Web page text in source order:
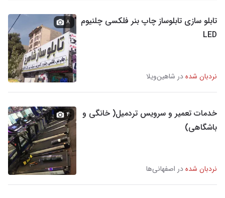
تابلو سازی تابلوساز چاپ بنر فلکسی چلنیوم
LED
نردبان شدهدر شاهین‌ویلا
۸
خدمات تعمیر و سرویس تردمیل( خانگی و
باشگاهی)
نردبان شدهدر اصفهانی‌ها
۴